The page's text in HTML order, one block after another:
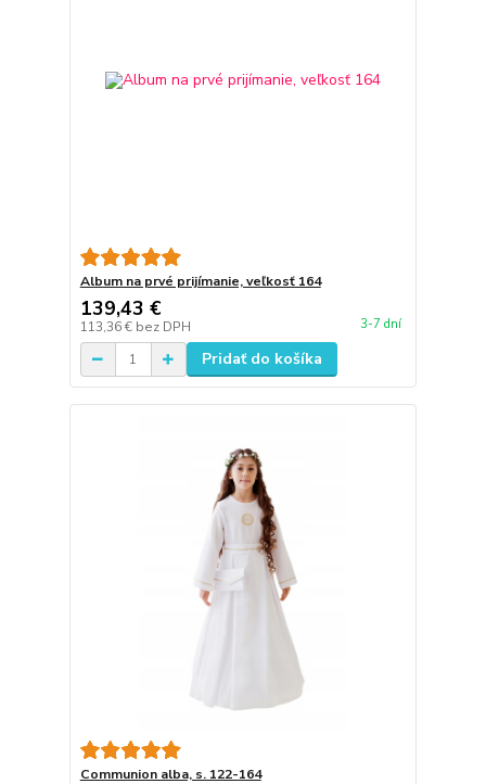
Album na prvé prijímanie, veľkosť 164
139,43 €
113,36 € bez DPH 3-7 dní
Pridať do košíka
Communion alba, s. 122-164